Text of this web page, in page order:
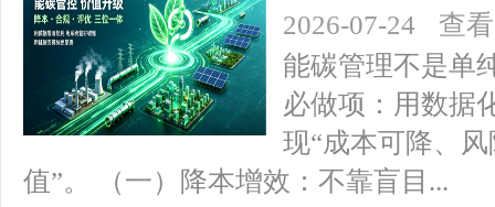
2026-07-24
查
能碳管理不是单
必做项：用数据
现“成本可降、
值”。 （一）降本增效：不靠盲目...